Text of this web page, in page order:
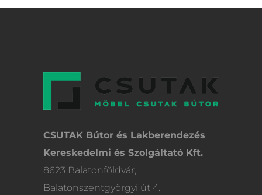
CSUTAK Bútor és Lakberendezés
Kereskedelmi és Szolgáltató Kft.
8623 Balatonföldvár,
Balatonszentgyörgyi út 4.